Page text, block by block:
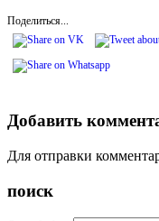
Поделиться...
Добавить
Для отправки
поиск